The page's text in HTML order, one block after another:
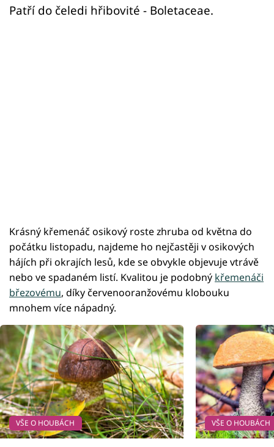
Patří do čeledi hřibovité - Boletaceae.
Krásný křemenáč osikový roste zhruba od května do
počátku listopadu, najdeme ho nejčastěji v osikových
hájích při okrajích lesů, kde se obvykle objevuje vtrávě
nebo ve spadaném listí. Kvalitou je podobný křemenáči
březovému, díky červenooranžovému klobouku
mnohem více nápadný.
VŠE O HOUBÁCH VŠE O HOUBÁCH